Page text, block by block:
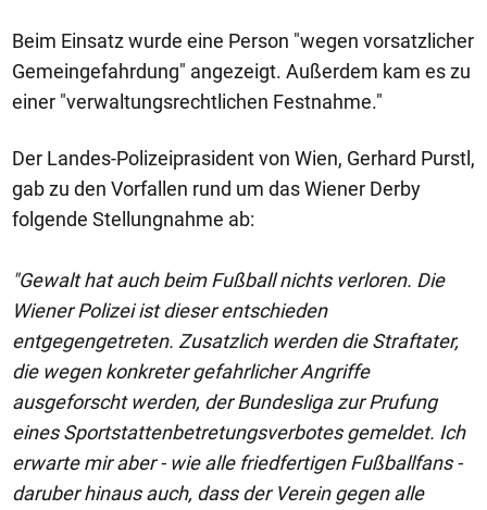
Beim Einsatz wurde eine Person "wegen vorsatzlicher
Gemeingefahrdung" angezeigt. Außerdem kam es zu
einer "verwaltungsrechtlichen Festnahme."
Der Landes-Polizeiprasident von Wien, Gerhard Purstl,
gab zu den Vorfallen rund um das Wiener Derby
folgende Stellungnahme ab:
"Gewalt hat auch beim Fußball nichts verloren. Die
Wiener Polizei ist dieser entschieden
entgegengetreten. Zusatzlich werden die Straftater,
die wegen konkreter gefahrlicher Angriffe
ausgeforscht werden, der Bundesliga zur Prufung
eines Sportstattenbetretungsverbotes gemeldet. Ich
erwarte mir aber - wie alle friedfertigen Fußballfans -
daruber hinaus auch, dass der Verein gegen alle